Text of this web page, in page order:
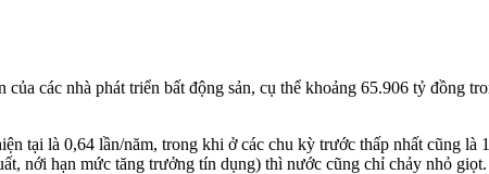
các nhà phát triển bất động sản, cụ thể khoảng 65.906 tỷ đồng
tại là 0,64 lần/năm, trong khi ở các chu kỳ trước thấp nhất cũng là
nới hạn mức tăng trưởng tín dụng) thì nước cũng chỉ chảy nhỏ